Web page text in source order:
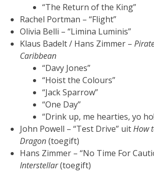
“The Return of the King”
Rachel Portman – “Flight”
Olivia Belli – “Limina Luminis”
Klaus Badelt / Hans Zimmer –
Caribbean
“Davy Jones”
“Hoist the Colours”
“Jack Sparrow”
“One Day”
“Drink up, me hearties, yo
John Powell – “Test Drive” uitHow
Dragon(toegift)
Hans Zimmer – “No Time For
Interstellar(toegift)